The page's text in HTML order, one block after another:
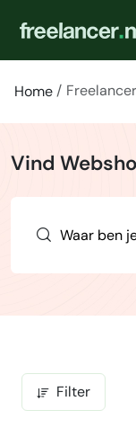
Home
Vind
Filter